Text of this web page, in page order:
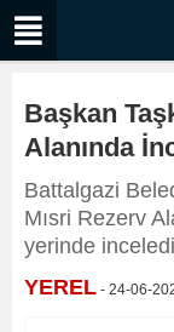
Başkan
Alanında
Battalgazi
Mısri Rezerv
yerinde inceledi
YEREL - 24-06-